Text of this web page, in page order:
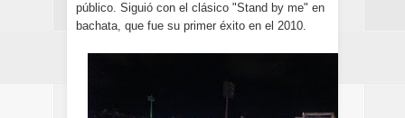
público. Siguió con el clásico "Stand by me" en
bachata, que fue su primer éxito en el 2010.